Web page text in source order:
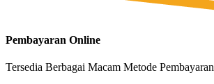
Pembayaran Online
Tersedia Berbagai Macam Metode Pembayaran